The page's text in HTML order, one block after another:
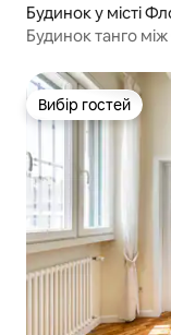
Будинок у місті
Будинок танго
Вибір гостей
Вибір гостей